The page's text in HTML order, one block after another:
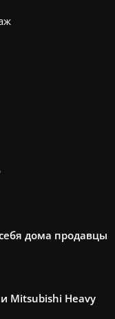
дома продавцы
Mitsubishi Heavy